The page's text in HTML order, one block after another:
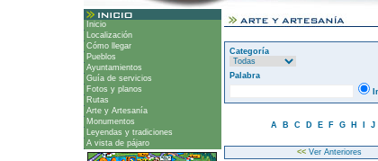
Inicio
Localización
Cómo llegar
Pueblos
Ayuntamientos
Guía de servicios
Fotos y planos
Rutas
Arte y Artesanía
Monumentos
Leyendas y tradiciones
A vista de pájaro
Categoría
Palabra
A B C D E F G H J
<<Ver Anteriores